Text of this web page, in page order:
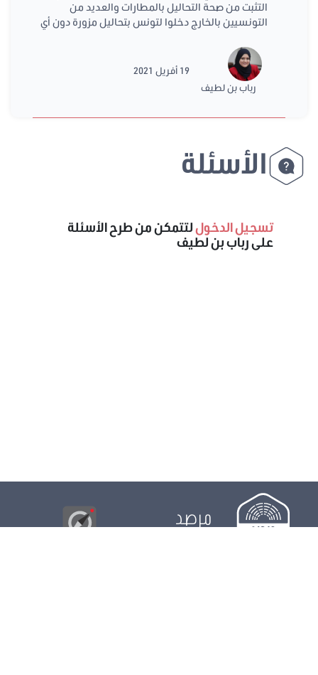
التثبت من صحة التحاليل بالمطارات والعديد من
التونسيين بالخارج دخلوا لتونس بتحاليل مزورة دون أي
رباب بن لطيف
19 أفريل 2021
الأسئلة
تسجيل الدخوللتتمكن من طرح الأسئلة
على رباب بن لطيف
مرصد